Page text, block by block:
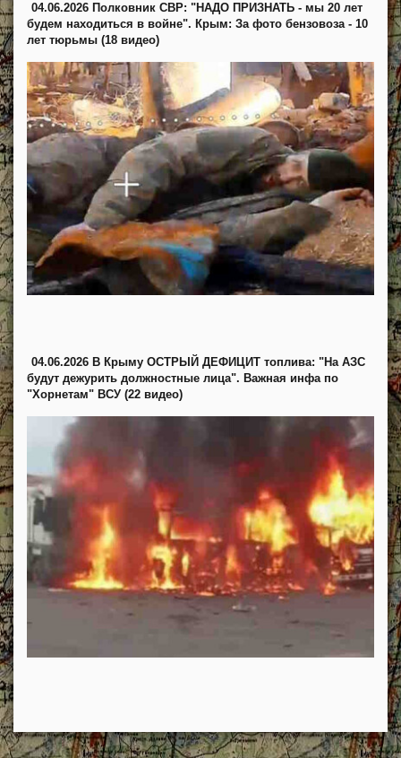
04.06.2026 Полковник СВР: "НАДО ПРИЗНАТЬ - мы 20 лет
будем находиться в войне". Крым: За фото бензовоза - 10
лет тюрьмы (18 видео)
04.06.2026 В Крыму ОСТРЫЙ ДЕФИЦИТ топлива: "На АЗС
будут дежурить должностные лица". Важная инфа по
"Хорнетам" ВСУ (22 видео)